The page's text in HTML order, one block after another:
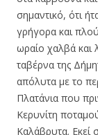
σημαντικό, ότι
γρήγορα και
ωραίο χαλβά και
ταβέρνα της
απόλυτα με το
Πλατάνια που
Κερυνίτη
Καλάβρυτα. Εκεί